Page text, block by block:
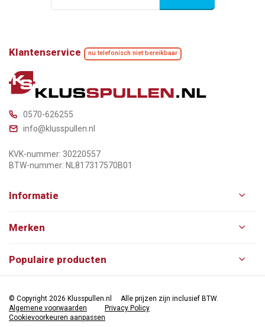
Klantenservice nu telefonisch niet bereikbaar
0570-626255
info@klusspullen.nl
KVK-nummer: 30220557
BTW-nummer: NL817317570B01
Informatie
Merken
Populaire producten
© Copyright 2026 Klusspullen.nl
Alle prijzen zijn inclusief BTW.
Algemene voorwaarden
Privacy Policy
Cookievoorkeuren aanpassen